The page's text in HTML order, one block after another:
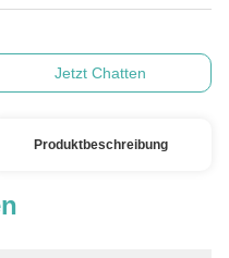
Jetzt Chatten
Produktbeschreibung